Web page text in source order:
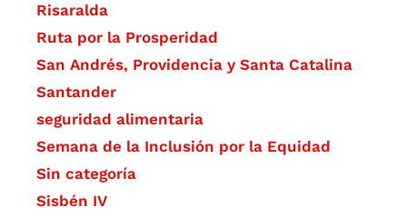
Risaralda
Ruta por la Prosperidad
San Andrés, Providencia y Santa Catalina
Santander
seguridad alimentaria
Semana de la Inclusión por la Equidad
Sin categoría
Sisbén IV